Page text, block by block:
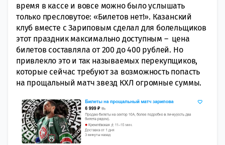
время в кассе и вовсе можно было услышать
только пресловутое: «Билетов нет!». Казанский
клуб вместе с Зариповым сделал для болельщиков
этот праздник максимально доступным – цена
билетов составляла от 200 до 400 рублей. Но
привлекло это и так называемых перекупщиков,
которые сейчас требуют за возможность попасть
на прощальный матч звезд КХЛ огромные суммы.